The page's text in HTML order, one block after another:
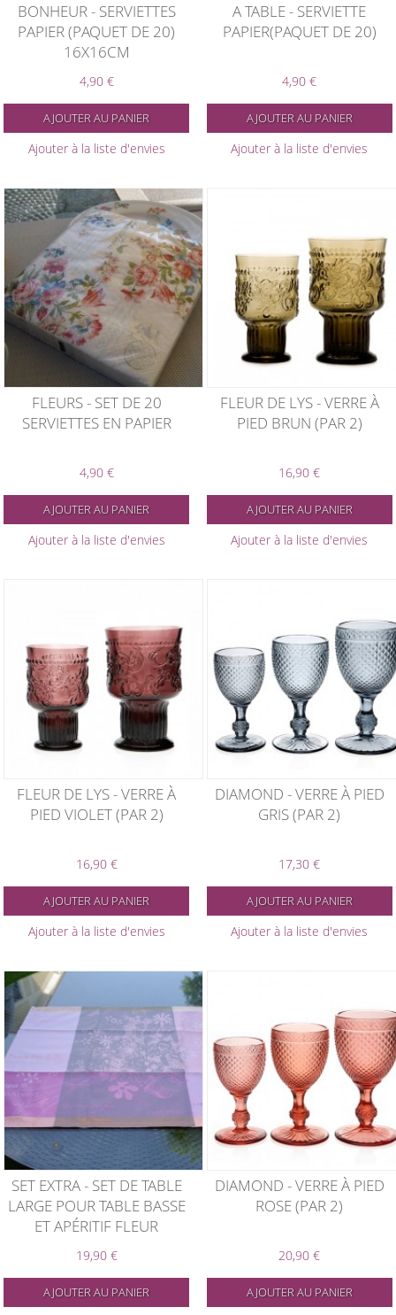
BONHEUR - SERVIETTES
PAPIER (PAQUET DE 20)
16X16CM
4,90 €
AJOUTER AU PANIER
Ajouter à la liste d'envies
A TABLE - SERVIETTE
PAPIER(PAQUET DE 20)
4,90 €
AJOUTER AU PANIER
Ajouter à la liste d'envies
FLEURS - SET DE 20
SERVIETTES EN PAPIER
4,90 €
AJOUTER AU PANIER
Ajouter à la liste d'envies
FLEUR DE LYS - VERRE À
PIED BRUN (PAR 2)
16,90 €
AJOUTER AU PANIER
Ajouter à la liste d'envies
FLEUR DE LYS - VERRE À
PIED VIOLET (PAR 2)
16,90 €
AJOUTER AU PANIER
Ajouter à la liste d'envies
DIAMOND - VERRE À PIED
GRIS (PAR 2)
17,30 €
AJOUTER AU PANIER
Ajouter à la liste d'envies
SET EXTRA - SET DE TABLE
LARGE POUR TABLE BASSE
ET APÉRITIF FLEUR
19,90 €
AJOUTER AU PANIER
DIAMOND - VERRE À PIED
ROSE (PAR 2)
20,90 €
AJOUTER AU PANIER